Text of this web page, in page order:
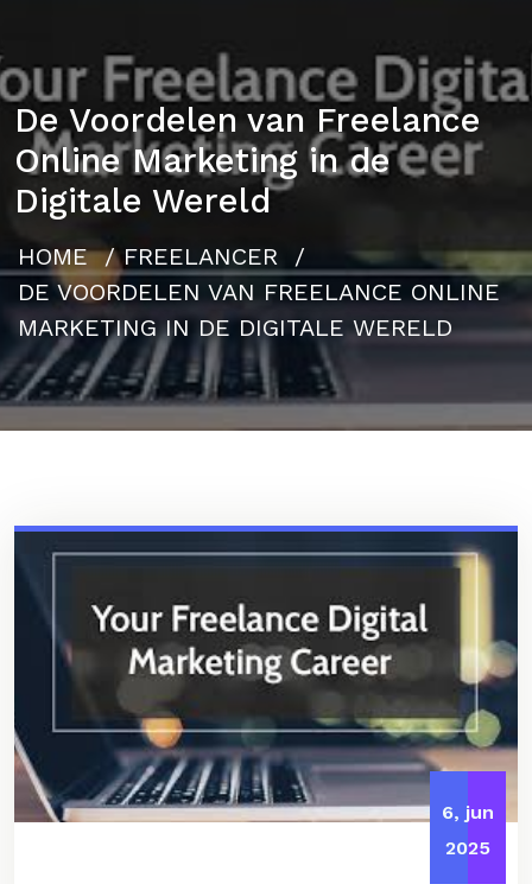
De Voordelen van Freelance
Online Marketing in de
Digitale Wereld
HOME/FREELANCER /
DE VOORDELEN VAN FREELANCE ONLINE
MARKETING IN DE DIGITALE WERELD
6, jun
2025